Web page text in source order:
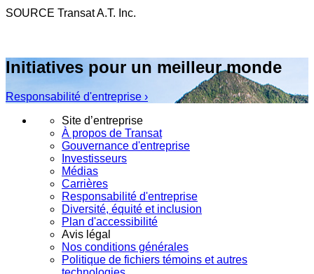
SOURCE Transat A.T. Inc.
Initiatives pour un meilleur monde
Responsabilité d'entreprise ›
Site d’entreprise
À propos de Transat
Gouvernance d'entreprise
Investisseurs
Médias
Carrières
Responsabilité d'entreprise
Diversité, équité et inclusion
Plan d'accessibilité
Avis légal
Nos conditions générales
Politique de fichiers témoins et autres